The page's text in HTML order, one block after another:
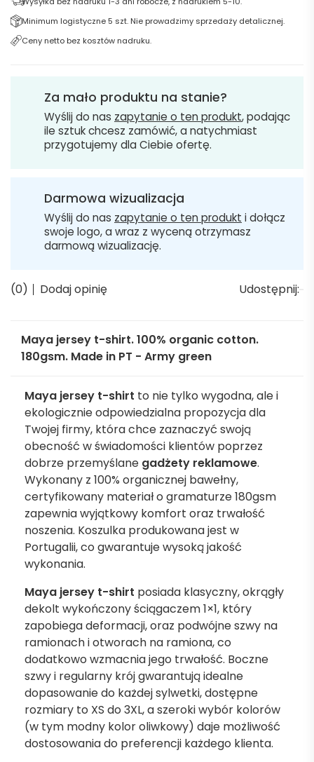
Minimum logistyczne 5 szt. Nie prowadzimy sprzedaży detalicznej.
Ceny netto bez kosztów nadruku.
Za mało produktu na stanie?
Wyślij do nas zapytanie o ten produkt, podając
ile sztuk chcesz zamówić, a natychmiast
przygotujemy dla Ciebie ofertę.
Darmowa wizualizacja
Wyślij do nas zapytanie o ten produkt i dołącz
swoje logo, a wraz z wyceną otrzymasz
darmową wizualizację.
(0) Dodaj opinię Udostępnij:
Maya jersey t-shirt. 100% organic cotton.
180gsm. Made in PT - Army green
Maya jersey t-shirt to nie tylko wygodna, ale i
ekologicznie odpowiedzialna propozycja dla
Twojej firmy, która chce zaznaczyć swoją
obecność w świadomości klientów poprzez
dobrze przemyślane gadżety reklamowe.
Wykonany z 100% organicznej bawełny,
certyfikowany materiał o gramaturze 180gsm
zapewnia wyjątkowy komfort oraz trwałość
noszenia. Koszulka produkowana jest w
Portugalii, co gwarantuje wysoką jakość
wykonania.
Maya jersey t-shirt posiada klasyczny, okrągły
dekolt wykończony ściągaczem 1×1, który
zapobiega deformacji, oraz podwójne szwy na
ramionach i otworach na ramiona, co
dodatkowo wzmacnia jego trwałość. Boczne
szwy i regularny krój gwarantują idealne
dopasowanie do każdej sylwetki, dostępne
rozmiary to XS do 3XL, a szeroki wybór kolorów
(w tym modny kolor oliwkowy) daje możliwość
dostosowania do preferencji każdego klienta.